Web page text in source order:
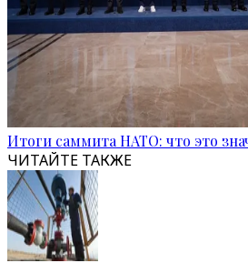
Итоги саммита НАТО: что это
ЧИТАЙТЕ ТАКЖЕ